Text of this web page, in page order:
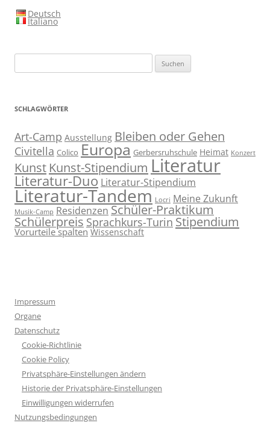
Deutsch
Italiano
nach:
SCHLAGWÖRTER
Art-Camp Ausstellung Bleiben oder Gehen
Civitella Colico Europa Gerbersruhschule Heimat Konzert
Kunst Kunst-Stipendium Literatur
Literatur-Duo Literatur-Stipendium
Literatur-Tandem Locri Meine Zukunft
Musik-Camp Residenzen Schüler-Praktikum
Schülerpreis Sprachkurs-Turin Stipendium
Vorurteile spalten Wissenschaft
Impressum
Organe
Datenschutz
Cookie-Richtlinie
Cookie Policy
Privatsphäre-Einstellungen ändern
Historie der Privatsphäre-Einstellungen
Einwilligungen widerrufen
Nutzungsbedingungen